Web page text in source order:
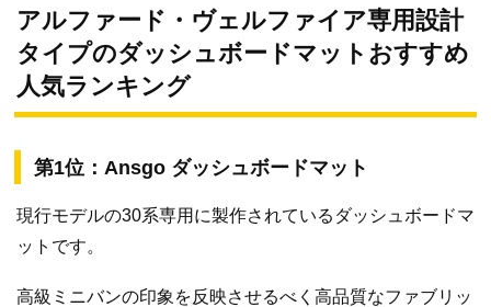
アルファード・ヴェルファイア専用設計
タイプのダッシュボードマットおすすめ
人気ランキング
第1位：Ansgo ダッシュボードマット
現行モデルの30系専用に製作されているダッシュボードマ
ットです。
高級ミニバンの印象を反映させるべく高品質なファブリッ